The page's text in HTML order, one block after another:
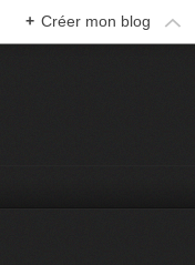
+ Créer mon blog